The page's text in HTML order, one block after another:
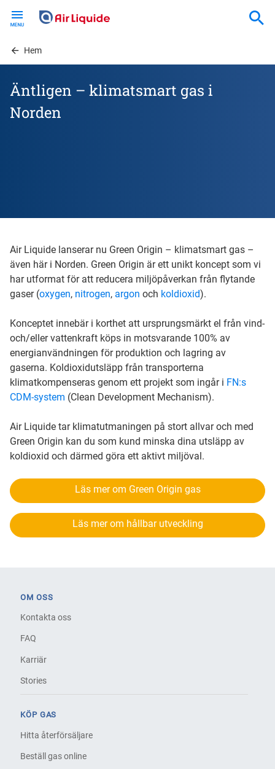
contentHem
Äntligen – klimatsmart gas i
Norden
Air Liquide lanserar nu Green Origin – klimatsmart gas –
även här i Norden. Green Origin är ett unikt koncept som vi
har utformat för att reducera miljöpåverkan från flytande
gaser (oxygen, nitrogen, argon och koldioxid).
Konceptet innebär i korthet att ursprungsmärkt el från vind-
och/eller vattenkraft köps in motsvarande 100% av
energianvändningen för produktion och lagring av
gaserna. Koldioxidutsläpp från transporterna
klimatkompenseras genom ett projekt som ingår i FN:s
CDM-system (Clean Development Mechanism).
Air Liquide tar klimatutmaningen på stort allvar och med
Green Origin kan du som kund minska dina utsläpp av
koldioxid och därmed göra ett aktivt miljöval.
Läs mer om Green Origin gas
Läs mer om hållbar utveckling
OM OSS
Kontakta oss
FAQ
Karriär
Stories
KÖP GAS
Hitta återförsäljare
Beställ gas online